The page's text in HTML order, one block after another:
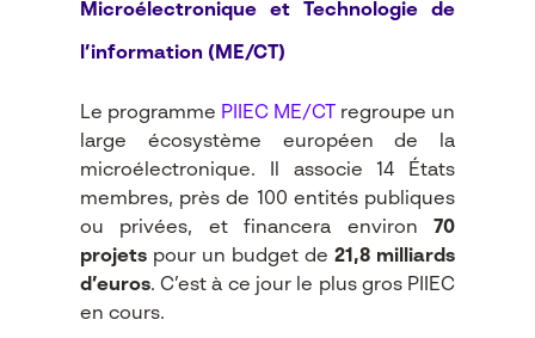
Microélectronique et Technologie de
l’information (ME/CT)
Le programme PIIEC ME/CT
regroupe un
large écosystème européen de la
microélectronique. Il associe 14 États
membres, près de 100 entités publiques
ou privées, et financera environ 70
projetspour un budget de21,8 milliards
d’euros. C’est à ce jour le plus gros PIIEC
en cours.